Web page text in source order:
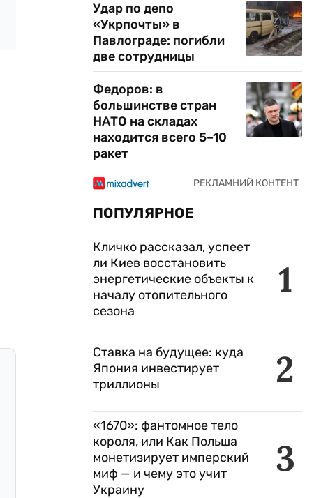
Удар по депо
«Укрпочты» в
Павлограде: погибли
две сотрудницы
Федоров: в
большинстве стран
НАТО на складах
находится всего 5–10
ракет
ПОПУЛЯРНОЕ
1
Кличко рассказал, успеет
ли Киев восстановить
энергетические объекты к
началу отопительного
сезона
2
Ставка на будущее: куда
Япония инвестирует
триллионы
3
«1670»: фантомное тело
короля, или Как Польша
монетизирует имперский
миф — и чему это учит
Украину